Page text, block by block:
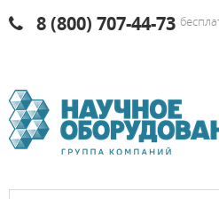
8 (800) 707-44-73